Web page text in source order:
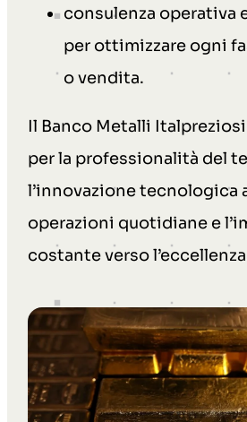
consulenza operativa
per ottimizzare ogni
o vendita.
Il Banco Metalli
per la professionalità del
l’innovazione tecnologica
operazioni quotidiane e
costante verso